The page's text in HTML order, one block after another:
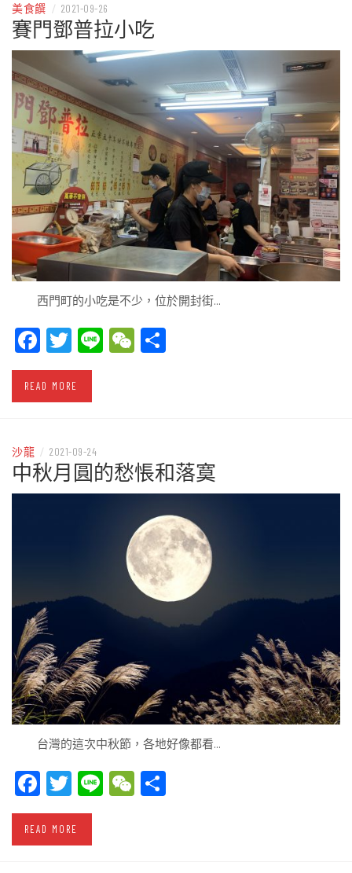
美食饌 / 2021-09-26
賽門鄧普拉小吃
西門町的小吃是不少，位於開封街…
Facebook
Twitter
LineWeChat
READ MORE
沙龍 / 2021-09-24
中秋月圓的愁悵和落寞
台灣的這次中秋節，各地好像都看…
Facebook
Twitter
LineWeChat
READ MORE